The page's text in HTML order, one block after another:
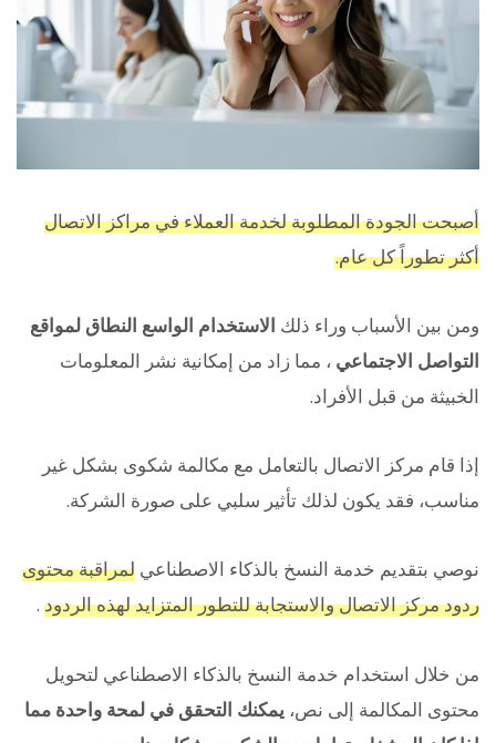
أصبحت الجودة المطلوبة لخدمة العملاء في مراكز الاتصال
أكثر تطوراً كل عام.
ومن بين الأسباب وراء ذلك الاستخدام الواسع النطاق لمواقع
التواصل الاجتماعي ، مما زاد من إمكانية نشر المعلومات
الخبيثة من قبل الأفراد.
إذا قام مركز الاتصال بالتعامل مع مكالمة شكوى بشكل غير
مناسب، فقد يكون لذلك تأثير سلبي على صورة الشركة.
نوصي بتقديم خدمة النسخ بالذكاء الاصطناعي لمراقبة محتوى
ردود مركز الاتصال والاستجابة للتطور المتزايد لهذه الردود .
من خلال استخدام خدمة النسخ بالذكاء الاصطناعي لتحويل
محتوى المكالمة إلى نص، يمكنك التحقق في لمحة واحدة مما